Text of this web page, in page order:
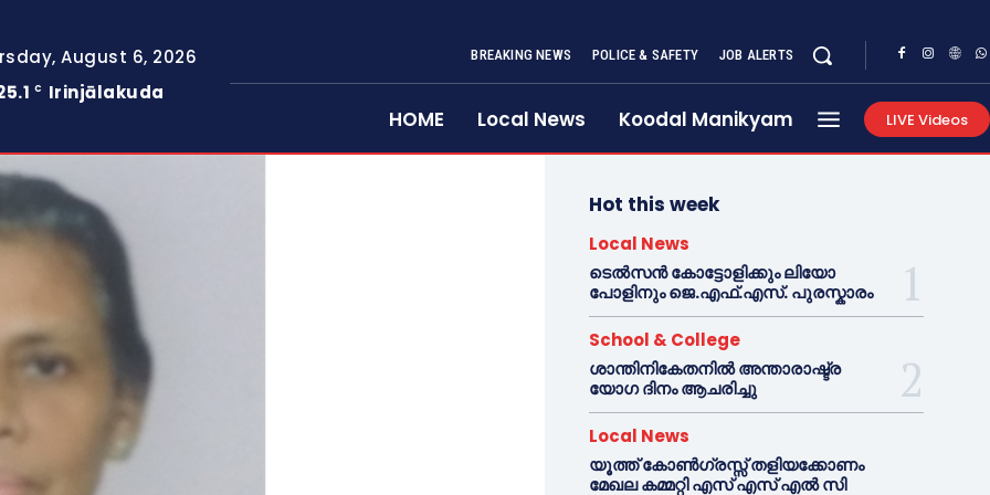
August 6, 2026
C Irinjālakuda
BREAKING NEWS POLICE & SAFETY JOB ALERTS
HOME Local News Koodal Manikyam LIVE Videos
Hot this week
Local News
ടെൽസൻ കോട്ടോളിക്കും ലിയോ
പോളിനും ജെ.എഫ്.എസ്. പുരസ്കാരം
School & College
ശാന്തിനികേതനിൽ അന്താരാഷ്ട്ര
യോഗ ദിനം ആചരിച്ചു
Local News
യൂത്ത് കോൺഗ്രസ്സ് തളിയക്കോണം
മേഖല കമ്മറ്റി എസ് എസ് എൽ സി